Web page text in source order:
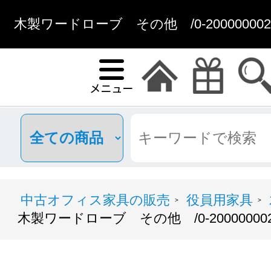
木製ワードローブ その他 /0-
中古オフィス家具の販売 > 役員用家具 >
木製ワードローブ その他 /0-